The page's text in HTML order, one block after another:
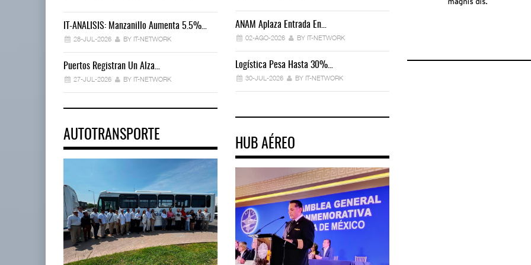
IT-ANÁLISIS: Manzanillo Aumenta 5.5%…
28-JUL-2026 BY IT-NETWORK
Puertos Registran Un Alza…
27-JUL-2026 BY IT-NETWORK
AUTOTRANSPORTE
ANAM Aplaza Entrada En…
02-AGO-2026 BY IT-NETWORK
Logística Pesa Hasta 30%…
30-JUL-2026 BY IT-NETWORK
HUB AÉREO